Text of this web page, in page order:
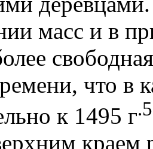
масс и в
что в
к 1495 г